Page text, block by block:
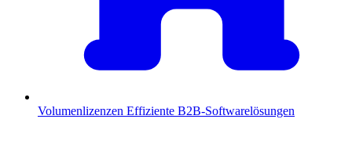
Volumenlizenzen Effiziente B2B-Softwarelösungen